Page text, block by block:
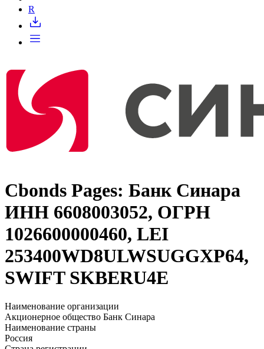
Cbonds Pages: Банк Синара
ИНН 6608003052, ОГРН
1026600000460, LEI
SWIFT SKBERU4E
Наименование организации